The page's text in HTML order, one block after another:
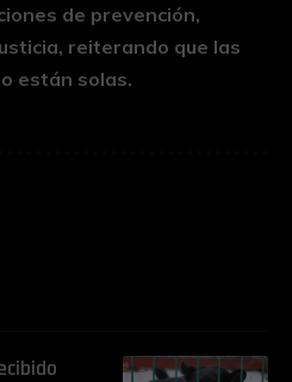
de prevención,
reiterando que las
están solas.